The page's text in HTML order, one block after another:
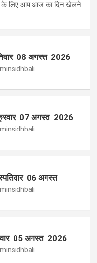
के लिए आप आज का दिन खेलने
08 अगस्त 2026
07 अगस्त 2026
06 अगस्त
05 अगस्त 2026